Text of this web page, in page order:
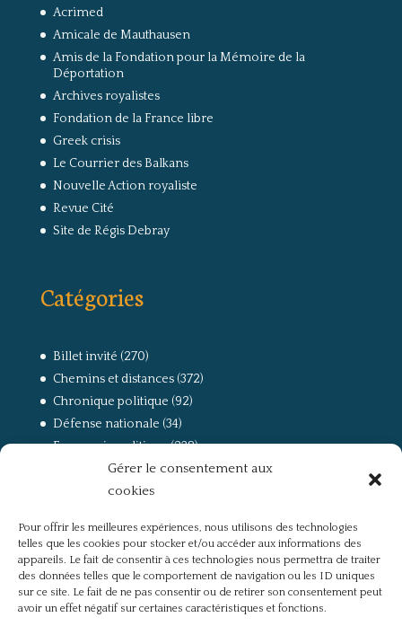
Gérer le consentement aux
cookies
Pour offrir les meilleures expériences, nous utilisons des technologies
telles que les cookies pour stocker et/ou accéder aux informations des
appareils. Le fait de consentir à ces technologies nous permettra de traiter
des données telles que le comportement de navigation ou les ID uniques
sur ce site. Le fait de ne pas consentir ou de retirer son consentement peut
avoir un effet négatif sur certaines caractéristiques et fonctions.
Acrimed
Amicale de Mauthausen
Amis de la Fondation pour la Mémoire de la
Déportation
Archives royalistes
Fondation de la France libre
Greek crisis
Le Courrier des Balkans
Nouvelle Action royaliste
Revue Cité
Site de Régis Debray
Catégories
Billet invité (270)
Chemins et distances(372)
Chronique politique (92)
Défense nationale (34)
Economie politique(238)
(168)
La guerre, la Résistance et la Déportation
Non classé(42)
Partis politiques, intelligentsia, médias(750)
Présentation(4)
Références(57)